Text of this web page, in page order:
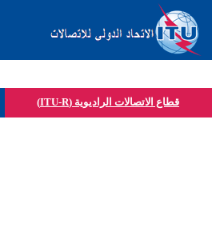
قطاع الاتصالات الراديوية (ITU-R)